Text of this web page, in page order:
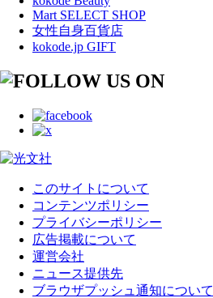
Mart SELECT SHOP
女性自身百貨店
kokode.jp GIFT
このサイトについて
コンテンツポリシー
プライバシーポリシー
広告掲載について
運営会社
ニュース提供先
ブラウザプッシュ通知について